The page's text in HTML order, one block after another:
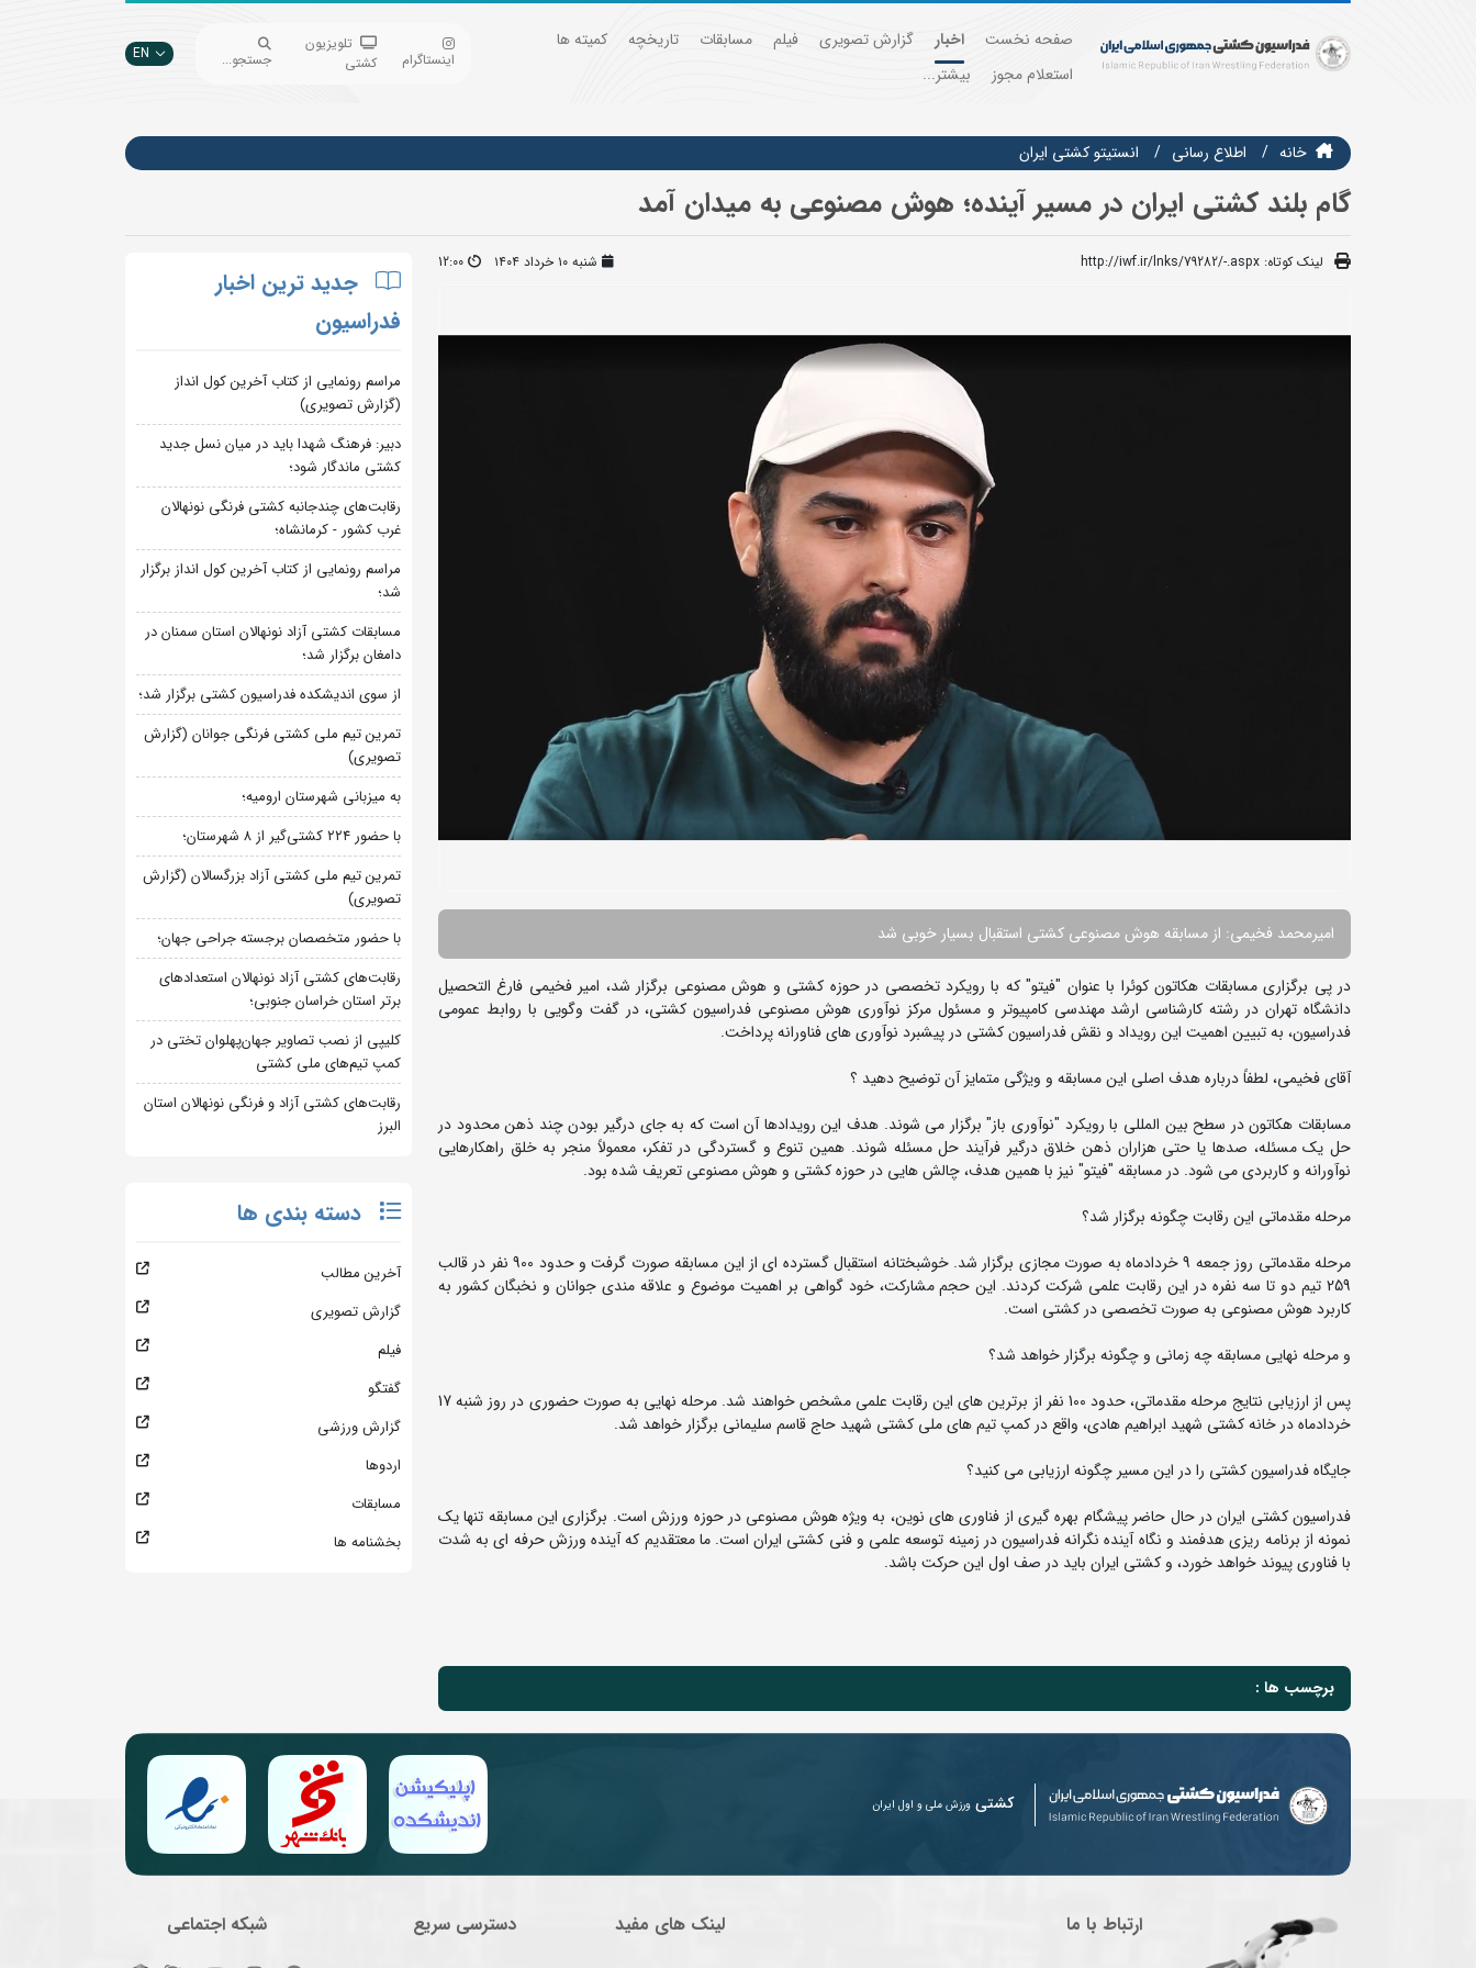
صفحه نخست اخبار گزارش تصویری فیلم مسابقات تاریخچه
کمیته ها
استعلام مجوز
بیشتر...
اینستاگرام
تلویزیون
کشتی
جستجو... EN
خانه اطلاع رسانی انستيتو كشتي ايران
گام بلند کشتی ایران در مسیر آینده؛ هوش مصنوعی به میدان آمد
لینک کوتاه: http://iwf.ir/lnks/79282/-.aspx شنبه ۱۰ خرداد ۱۴۰۴ 12:00
امیرمحمد فخیمی: از مسابقه هوش مصنوعی کشتی استقبال بسیار خوبی شد
در پی برگزاری مسابقات هکاتون کوئرا با عنوان "فیتو" که با رویکرد تخصصی در حوزه کشتی و هوش مصنوعی برگزار شد، امیر فخیمی فارغ التحصیل
دانشگاه تهران در رشته کارشناسی ارشد مهندسی کامپیوتر و مسئول مرکز نوآوری هوش مصنوعی فدراسیون کشتی، در گفت وگویی با روابط عمومی
فدراسیون، به تبیین اهمیت این رویداد و نقش فدراسیون کشتی در پیشبرد نوآوری های فناورانه پرداخت.
آقای فخیمی، لطفاً درباره هدف اصلی این مسابقه و ویژگی متمایز آن توضیح دهید ؟
مسابقات هکاتون در سطح بین المللی با رویکرد "نوآوری باز" برگزار می شوند. هدف این رویدادها آن است که به جای درگیر بودن چند ذهن محدود در
حل یک مسئله، صدها یا حتی هزاران ذهن خلاق درگیر فرآیند حل مسئله شوند. همین تنوع و گستردگی در تفکر، معمولاً منجر به خلق راهکارهایی
نوآورانه و کاربردی می شود. در مسابقه "فیتو" نیز با همین هدف، چالش هایی در حوزه کشتی و هوش مصنوعی تعریف شده بود.
مرحله مقدماتی این رقابت چگونه برگزار شد؟
مرحله مقدماتی روز جمعه 9 خردادماه به صورت مجازی برگزار شد. خوشبختانه استقبال گسترده ای از این مسابقه صورت گرفت و حدود 900 نفر در قالب
259 تیم دو تا سه نفره در این رقابت علمی شرکت کردند. این حجم مشارکت، خود گواهی بر اهمیت موضوع و علاقه مندی جوانان و نخبگان کشور به
کاربرد هوش مصنوعی به صورت تخصصی در کشتی است.
و مرحله نهایی مسابقه چه زمانی و چگونه برگزار خواهد شد؟
پس از ارزیابی نتایج مرحله مقدماتی، حدود 100 نفر از برترین های این رقابت علمی مشخص خواهند شد. مرحله نهایی به صورت حضوری در روز شنبه 17
خردادماه در خانه کشتی شهید ابراهیم هادی، واقع در کمپ تیم های ملی کشتی شهید حاج قاسم سلیمانی برگزار خواهد شد.
جایگاه فدراسیون کشتی را در این مسیر چگونه ارزیابی می کنید؟
فدراسیون کشتی ایران در حال حاضر پیشگام بهره گیری از فناوری های نوین، به ویژه هوش مصنوعی در حوزه ورزش است. برگزاری این مسابقه تنها یک
نمونه از برنامه ریزی هدفمند و نگاه آینده نگرانه فدراسیون در زمینه توسعه علمی و فنی کشتی ایران است. ما معتقدیم که آینده ورزش حرفه ای به شدت
با فناوری پیوند خواهد خورد، و کشتی ایران باید در صف اول این حرکت باشد.
برچسب ها :
جدید ترین اخبار
فدراسیون
مراسم رونمایی از کتاب آخرین کول انداز
(گزارش تصویری)
دبیر: فرهنگ شهدا باید در میان نسل جدید
کشتی ماندگار شود؛
رقابت‌های چندجانبه کشتی فرنگی نونهالان
غرب کشور - کرمانشاه؛
مراسم رونمایی از کتاب آخرین کول انداز برگزار
شد؛
مسابقات کشتی آزاد نونهالان استان سمنان در
دامغان برگزار شد؛
از سوی اندیشکده فدراسیون کشتی برگزار شد؛
تمرین تیم ملی کشتی فرنگی جوانان (گزارش
تصویری)
به میزبانی شهرستان ارومیه؛
با حضور ۲۲۴ کشتی‌گیر از ۸ شهرستان؛
تمرین تیم ملی کشتی آزاد بزرگسالان (گزارش
تصویری)
با حضور متخصصان برجسته جراحی جهان؛
رقابت‌های کشتی آزاد نونهالان استعدادهای
برتر استان خراسان جنوبی؛
کلیپی از نصب تصاویر جهان‌پهلوان تختی در
کمپ تیم‌های ملی کشتی
رقابت‌های کشتی آزاد و فرنگی نونهالان استان
البرز
دسته بندی ها
آخرین مطالب
گزارش تصویری
فیلم
گفتگو
گزارش ورزشی
اردوها
مسابقات
بخشنامه ها
کشتی ورزش ملی و اول ایران
ارتباط با ما لینک های مفید دسترسی سریع شبکه اجتماعی